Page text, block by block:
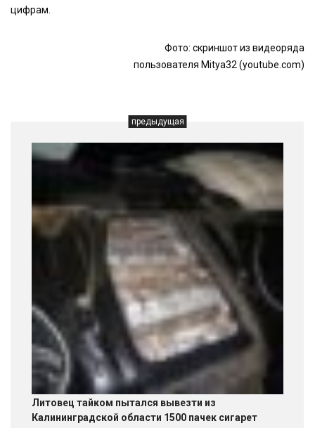
цифрам.
Фото: скриншот из видеоряда
пользователя Mitya32 (youtube.com)
предыдущая
Литовец тайком пытался вывезти из
Калининградской области 1500 пачек сигарет